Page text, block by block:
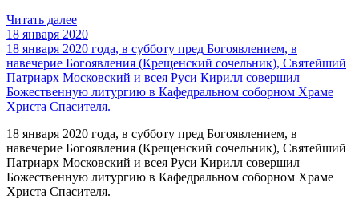
Читать далее
18 января 2020
18 января 2020 года, в субботу пред Богоявлением, в
навечерие Богоявления (Крещенский сочельник), Святейший
Патриарх Московский и всея Руси Кирилл совершил
Божественную литургию в Кафедральном соборном Храме
Христа Спасителя.
18 января 2020 года, в субботу пред Богоявлением, в
навечерие Богоявления (Крещенский сочельник), Святейший
Патриарх Московский и всея Руси Кирилл совершил
Божественную литургию в Кафедральном соборном Храме
Христа Спасителя.